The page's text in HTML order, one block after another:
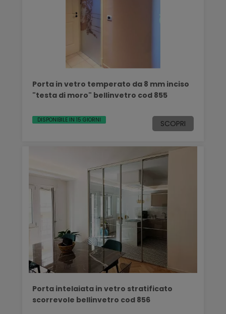
Porta in vetro temperato da 8 mm inciso
"testa di moro" bellinvetro cod 855
DISPONIBILE IN 15 GIORNI SCOPRI
Porta intelaiata in vetro stratificato
scorrevole bellinvetro cod 856